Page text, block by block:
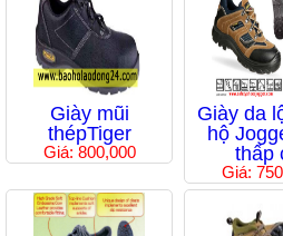
Giày mũi
thépTiger
Giá: 800,000
Giày da
hộ
thấp
Giá: